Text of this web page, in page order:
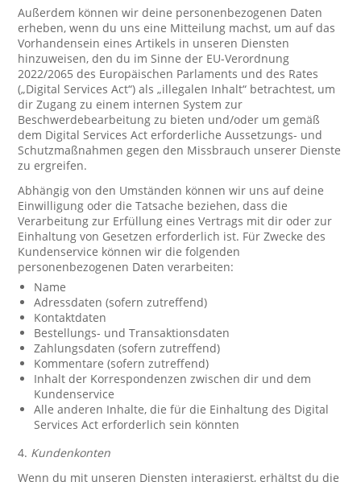
Außerdem können wir deine personenbezogenen Daten
erheben, wenn du uns eine Mitteilung machst, um auf das
Vorhandensein eines Artikels in unseren Diensten
hinzuweisen, den du im Sinne der EU-Verordnung
2022/2065 des Europäischen Parlaments und des Rates
(„Digital Services Act“) als „illegalen Inhalt“ betrachtest, um
dir Zugang zu einem internen System zur
Beschwerdebearbeitung zu bieten und/oder um gemäß
dem Digital Services Act erforderliche Aussetzungs- und
Schutzmaßnahmen gegen den Missbrauch unserer Dienste
zu ergreifen.
Abhängig von den Umständen können wir uns auf deine
Einwilligung oder die Tatsache beziehen, dass die
Verarbeitung zur Erfüllung eines Vertrags mit dir oder zur
Einhaltung von Gesetzen erforderlich ist. Für Zwecke des
Kundenservice können wir die folgenden
personenbezogenen Daten verarbeiten:
Name
Adressdaten (sofern zutreffend)
Kontaktdaten
Bestellungs- und Transaktionsdaten
Zahlungsdaten (sofern zutreffend)
Kommentare (sofern zutreffend)
Inhalt der Korrespondenzen zwischen dir und dem
Kundenservice
Alle anderen Inhalte, die für die Einhaltung des Digital
Services Act erforderlich sein könnten
4. Kundenkonten
Wenn du mit unseren Diensten interagierst, erhältst du die